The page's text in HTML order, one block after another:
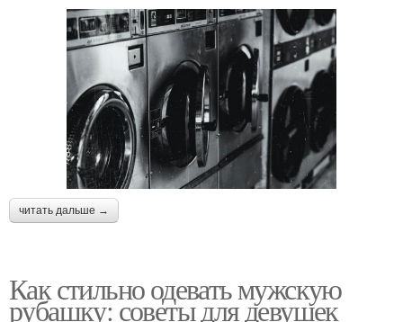
читать дальше →
Как стильно одевать мужскую
рубашку: советы для девушек